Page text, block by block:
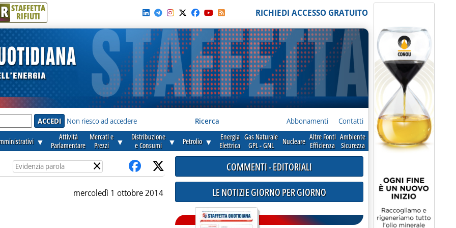
R STAFFETTA
RIFIUTI RICHIEDI ACCESSO GRATUITO
Non riesco ad accedere Ricerca Abbonamenti Contatti
▼
Attività
Parlamentare
Mercati e
Prezzi
▼
Distribuzione
e Consumi
▼ Petrolio ▼
Energia
Elettrica
Gas Naturale
GPL - GNL
Nucleare Altre Fonti
Efficienza
Ambiente
Sicurezza
×
mercoledì 1 ottobre 2014
COMMENTI - EDITORIALI
LE NOTIZIE GIORNO PER GIORNO